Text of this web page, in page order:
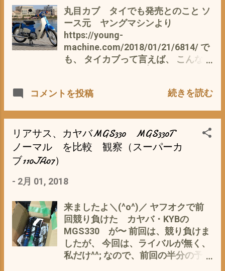
が・・・・・・・落ち ●新型クロス
カブ 発売は、2月23日 事前予約受
け...
×2個、 ●リアハブ用に6301LU（純正
は6301U）と6201LU（純正は
6201U）が1個づつ、 そしてスプロ
ケハブに6301LU（純正は6203UU）
1個の計5個 リアホーイール ベアリ
ング ラジアルボール No.23
No.25 6203UU 610 円 フロント ハブ
代品 NTN 6201LLU スプロケハブ
6203LLU の代品 NTN 6203LLU
つまり、 NTNの場合 （純正よりお
ちゃちゃも まっ、三重県津市のご当
地自慢って、 津餃子 ぐらいしか思
いつかな〜い^^; 小学校の給食にも出
るほど地元では有名^^; が、パンと餃
子の組み合わせって(・∀・) 後、 津
か どちらにしても ナンバープレー
っぽくなるな〜・・・・・・・・
(^_^;)
丸目カブ タイでも発売とのこと ソ
ース元 ヤングマシンより
https://young-
machine.com/2018/01/21/6814/ で
も、 タイカブって言えば、 こんなト
グローバルデザインってな感じで、
が・・・・・・・・(-_-) ところが、
レトロ（復刻版）調の、スーパーカ
ブC125はタイで生産されるし、 新
型の丸目のスタンダードカブJA44が
れたとのこと(・∀・) 注目スべき
の若い女性をターゲットにしている
ようで👇 いや〜 丸目カブにアオザ
イの女学生やOLがカブで通学・通勤
ってな いいですな〜 すっかり おじ
さんモード(ﾟ∀ﾟ) タイの 若い 女性に
コメントを投稿 続きを読む
リアサス、カヤバMGS330 MGS330T
ノーマル を比較 観察（スーパーカ
ブ110JA07）
- 2月 01, 2018
来ましたよ＼(^o^)／ ヤフオクで前
回競り負けた カヤバ・KYBの
MGS330 が〜 前回は、競り負けま
したが、 今回は、ライバルが無く、
私だけ^^; なので、前回の半分の予算